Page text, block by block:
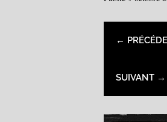
←
SUIVANT →